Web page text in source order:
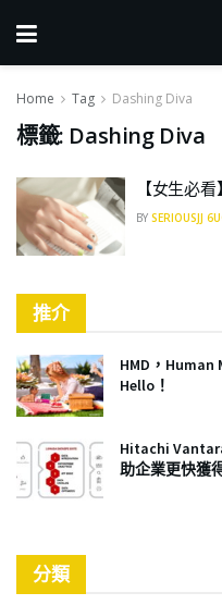
Home Tag Dashing Diva
標籤: Dashing Diva
【女生必
BY SERIOUSJJ
推介
HMD，
Hello！
Hitachi
助企業更快獲
分類